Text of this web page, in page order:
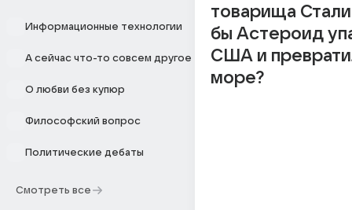
Информационные технологии
А сейчас что-то совсем другое
О любви без купюр
Философский вопрос
Политические дебаты
Смотреть все
товарища
бы Астероид
США и
море?